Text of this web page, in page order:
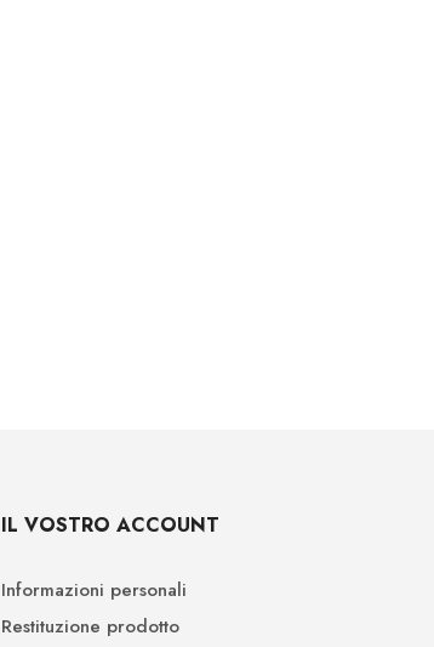
IL VOSTRO ACCOUNT
Informazioni personali
Restituzione prodotto